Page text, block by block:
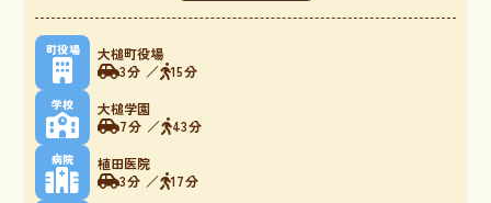
町役場
大槌町役場
3分 ／
15分
学校
大槌学園
7分 ／
43分
病院
植田医院
3分 ／
17分